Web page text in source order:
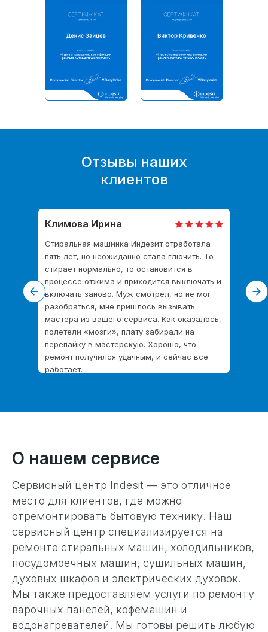
от 560 руб.
машины Indesit
Отзывы наших
клиентов
Стиральная машинка Индезит отработала
пять лет, но неожиданно стала глючить. То
стирает нормально, то остановится в
процессе отжима и приходится выключать и
включать заново. Муж смотрел, но не мог
разобраться, мне пришлось вызывать
мастера из вашего сервиса. Как оказалось,
полетели «мозги», плату забирали на
перепайку в мастерскую. Хорошо, что
ремонт получился удачным, и сейчас все
работает.
Климова Ирина
О нашем сервисе
Сервисный центр Indesit — это отличное
место для клиентов, где можно
отремонтировать бытовую технику. Наш
сервисный центр специализируется на
ремонте стиральных машин, холодильников,
посудомоечных машин, сушильных машин,
духовых шкафов и электрических духовок.
Мы также предоставляем услуги по ремонту
варочных панелей, кофемашин и
водонагревателей. Мы готовы решить любую